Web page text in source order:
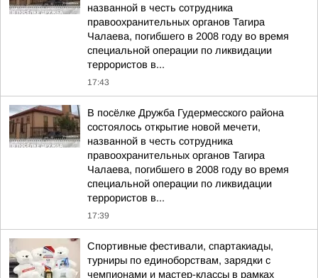
названной в честь сотрудника
правоохранительных органов Тагира
Чалаева, погибшего в 2008 году во время
специальной операции по ликвидации
террористов в...
17:43
В посёлке Дружба Гудермесского района
состоялось открытие новой мечети,
названной в честь сотрудника
правоохранительных органов Тагира
Чалаева, погибшего в 2008 году во время
специальной операции по ликвидации
террористов в...
17:39
Спортивные фестивали, спартакиады,
турниры по единоборствам, зарядки с
чемпионами и мастер-классы в рамках